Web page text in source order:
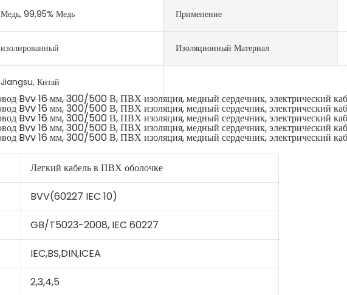
Медь, 99,95% Медь Применение
изолированный Изоляционный Материал
Jiangsu, Китай
Легкий кабель в ПВХ оболочке
BVV(60227 IEC 10)
GB/T5023-2008, IEC 60227
IEC,BS,DIN,ICEA
2,3,4,5